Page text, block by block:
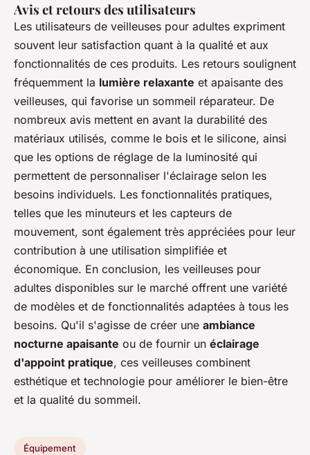
Avis et retours des utilisateurs
Les utilisateurs de veilleuses pour adultes expriment
souvent leur satisfaction quant à la qualité et aux
fonctionnalités de ces produits. Les retours soulignent
fréquemment la lumière relaxante et apaisante des
veilleuses, qui favorise un sommeil réparateur. De
nombreux avis mettent en avant la durabilité des
matériaux utilisés, comme le bois et le silicone, ainsi
que les options de réglage de la luminosité qui
permettent de personnaliser l'éclairage selon les
besoins individuels. Les fonctionnalités pratiques,
telles que les minuteurs et les capteurs de
mouvement, sont également très appréciées pour leur
contribution à une utilisation simplifiée et
économique. En conclusion, les veilleuses pour
adultes disponibles sur le marché offrent une variété
de modèles et de fonctionnalités adaptées à tous les
besoins. Qu'il s'agisse de créer une ambiance
nocturne apaisante ou de fournir un éclairage
d'appoint pratique, ces veilleuses combinent
esthétique et technologie pour améliorer le bien-être
et la qualité du sommeil.
Équipement